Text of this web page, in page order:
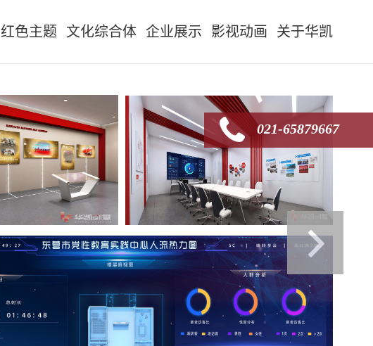
红色主题 文化综合体 企业展示 影视动画 关于华凯
021-65879667